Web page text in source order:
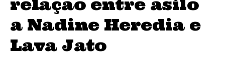
relação entre asilo
a Nadine Heredia e
Lava Jato